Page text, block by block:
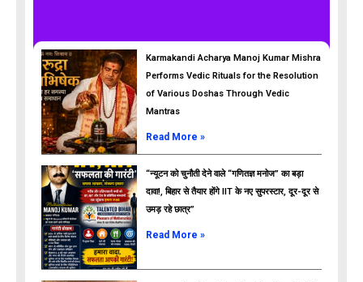
ads
Karmakandi Acharya Manoj Kumar Mishra
Performs Vedic Rituals for the Resolution
of Various Doshas Through Vedic
Mantras
Read More »
“न्यूटन को चुनौती देने वाले “गणितज्ञ मनोज” का बड़ा
दावा!, बिहार से तैयार होंगे IIT के नए सुपरस्टार, दूर-दूर से
उमड़ रहे छात्र”
Read More »